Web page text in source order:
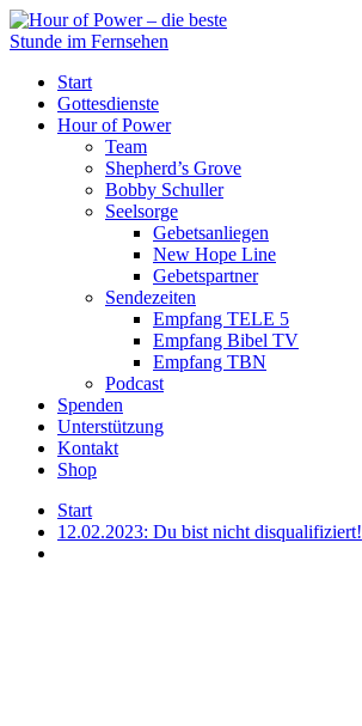
Start
Gottesdienste
Hour of Power
Team
Shepherd’s Grove
Bobby Schuller
Seelsorge
Gebetsanliegen
New Hope Line
Gebetspartner
Sendezeiten
Empfang TELE 5
Empfang Bibel TV
Empfang TBN
Podcast
Spenden
Unterstützung
Kontakt
Shop
Start
12.02.2023: Du bist nicht disqualifiziert!